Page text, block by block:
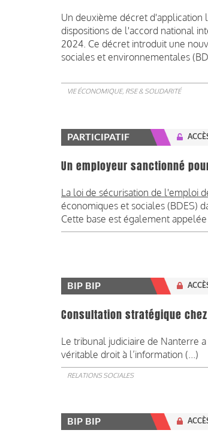
Un deuxième décret
dispositions de l'accord national
2024. Ce décret introduit une
sociales et environnementales
VIE ÉCONOMIQUE, RSE & SOLIDARITÉ
PARTICIPATIF
Un employeur sanctionné
La loi de sécurisation de l'emploi
économiques et sociales (BDES)
Cette base est également
BIP BIP
Consultation stratégique
Le tribunal judiciaire de Nanterre
véritable droit à l’information (...)
RELATIONS SOCIALES
BIP BIP